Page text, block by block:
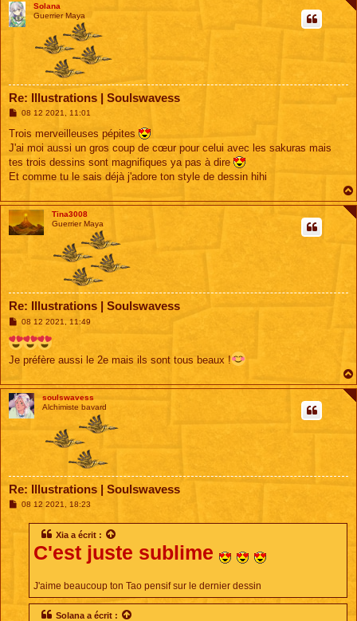
Solana
Guerrier Maya
Re: Illustrations | Soulswavess
M
s
a
g
08 12 2021, 11:01
Trois merveilleuses pépites
J'ai moi aussi un gros coup de cœur pour celui avec les sakuras mais
tes trois dessins sont magnifiques ya pas à dire
Et comme tu le sais déjà j'adore ton style de dessin hihi
Tina3008
Guerrier Maya
Re: Illustrations | Soulswavess
M
s
s
a
08 12 2021, 11:49
Je préfère aussi le 2e mais ils sont tous beaux !
soulswavess
Alchimiste bavard
Re: Illustrations | Soulswavess
M08 12 2021, 18:23
Xia a écrit :
C'est juste sublime
J'aime beaucoup ton Tao pensif sur le dernier dessin
Solana a écrit :